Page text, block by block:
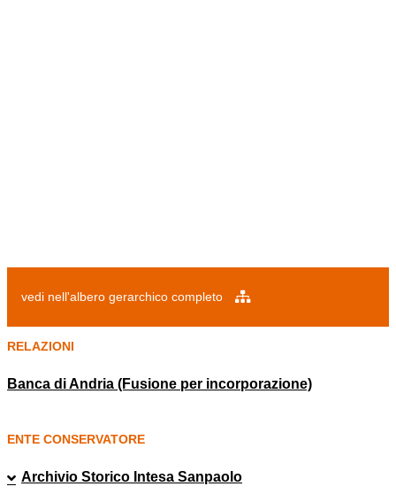
vedi nell'albero gerarchico completo
RELAZIONI
Banca di Andria (Fusione per incorporazione)
ENTE CONSERVATORE
Archivio Storico Intesa Sanpaolo